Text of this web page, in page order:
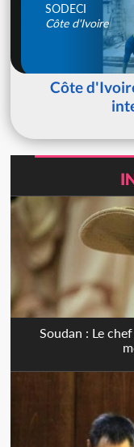
SODECI
Côte d'Ivoire
Côte
Soudan : Le